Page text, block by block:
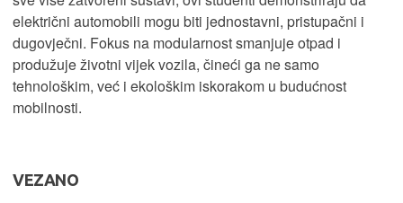
električni automobili mogu biti jednostavni, pristupačni i
dugovječni. Fokus na modularnost smanjuje otpad i
produžuje životni vijek vozila, čineći ga ne samo
tehnološkim, već i ekološkim iskorakom u budućnost
mobilnosti.
VEZANO